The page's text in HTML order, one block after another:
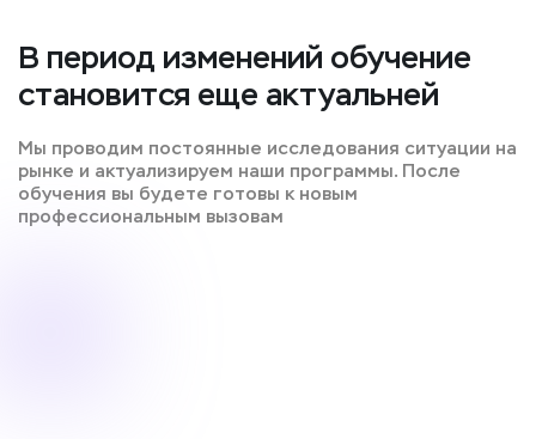
В период изменений обучение
становится еще актуальней
Мы проводим постоянные исследования ситуации на
рынке и актуализируем наши программы. После
обучения вы будете готовы к новым
профессиональным вызовам